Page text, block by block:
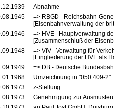
Abnahme
=> RBGD - Reichsbahn-
[Eisenbahnverwaltung der
=> HVE - Hauptverwaltung
[Zusammenschluß der
=> VfV - Verwaltung für
[Eingliederung der HVE als
=> DB - Deutsche
Umzeichnung in "050 409-2"
z-Stellung
Genehmigung zur